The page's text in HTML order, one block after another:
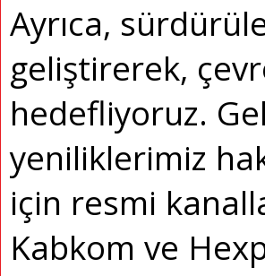
Ayrıca,
geliştirerek,
hedefliyoruz.
yeniliklerimiz
için resmi
Kabkom ve